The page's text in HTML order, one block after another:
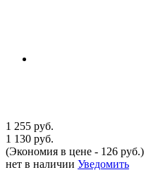
1 255 руб.
1 130 руб.
(Экономия в цене - 126 руб.)
нет в наличии Уведомить